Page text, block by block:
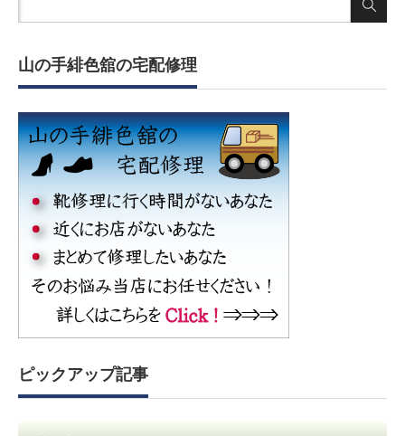
山の手緋色舘の宅配修理
ピックアップ記事